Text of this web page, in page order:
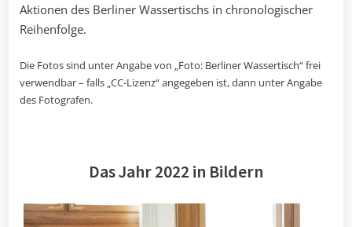
Aktionen des Berliner Wassertischs in chronologischer
Reihenfolge.
Die Fotos sind unter Angabe von „Foto: Berliner Wassertisch“ frei
verwendbar – falls „CC-Lizenz“ angegeben ist, dann unter Angabe
des Fotografen.
Das Jahr 2022 in Bildern